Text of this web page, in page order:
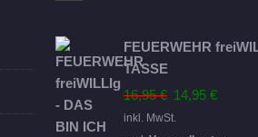
FEUERWEHR
TASSE
16,95€ Ursprünglicher
Preis
14,95 €
inkl. MwSt.